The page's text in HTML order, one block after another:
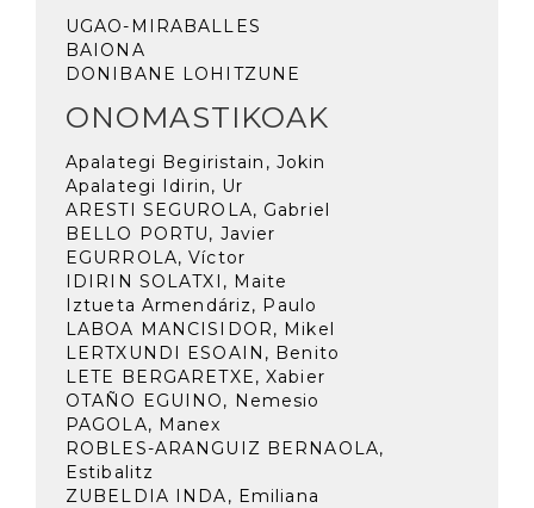
UGAO-MIRABALLES
BAIONA
DONIBANE LOHITZUNE
ONOMASTIKOAK
Apalategi Begiristain, Jokin
Apalategi Idirin, Ur
ARESTI SEGUROLA, Gabriel
BELLO PORTU, Javier
EGURROLA, Víctor
IDIRIN SOLATXI, Maite
Iztueta Armendáriz, Paulo
LABOA MANCISIDOR, Mikel
LERTXUNDI ESOAIN, Benito
LETE BERGARETXE, Xabier
OTAÑO EGUINO, Nemesio
PAGOLA, Manex
ROBLES-ARANGUIZ BERNAOLA,
Estibalitz
ZUBELDIA INDA, Emiliana